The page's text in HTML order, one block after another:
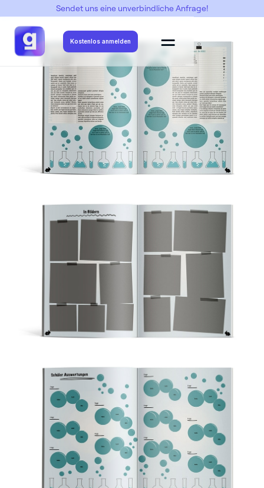
Sendet uns eine unverbindliche Anfrage!
Kostenlos anmelden
-> Rabits -> Rabits 1